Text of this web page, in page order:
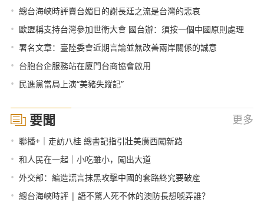
• 總台海峽時評賣台媚日的謝長廷之流是台灣的悲哀
• 歐盟稱支持台灣參加世衛大會 國台辦：須按一個中國原則處理
• 署名文章：臺陸委會近期言論並無改善兩岸關係的誠意
• 台胞台企服務站在廈門台商協會啟用
• 民進黨當局上演“美豬失蹤記”
要聞 更多
• 聯播+｜走訪八桂 總書記指引壯美廣西闖新路
• 和人民在一起｜小吃雖小，闖出大道
• 外交部：編造謊言抹黑攻擊中國的套路終究要破産
• 總台海峽時評 | 語不驚人死不休的澳防長想唬弄誰？